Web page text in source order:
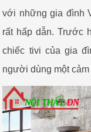
với những gia đình
rất hấp dẫn. Trước
chiếc tivi của gia
người dùng một